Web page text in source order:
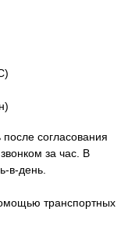
согласования
за час. В
в-день.
транспортных